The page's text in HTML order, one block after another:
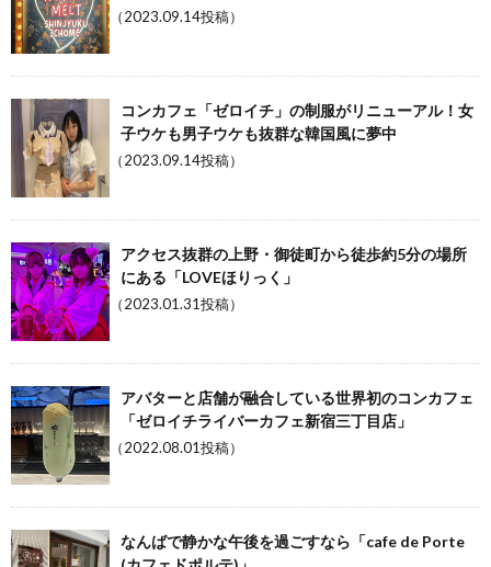
（2023.09.14投稿）
コンカフェ「ゼロイチ」の制服がリニューアル！女
子ウケも男子ウケも抜群な韓国風に夢中
（2023.09.14投稿）
アクセス抜群の上野・御徒町から徒歩約5分の場所
にある「LOVEほりっく」
（2023.01.31投稿）
アバターと店舗が融合している世界初のコンカフェ
「ゼロイチライバーカフェ新宿三丁目店」
（2022.08.01投稿）
なんばで静かな午後を過ごすなら「cafe de Porte